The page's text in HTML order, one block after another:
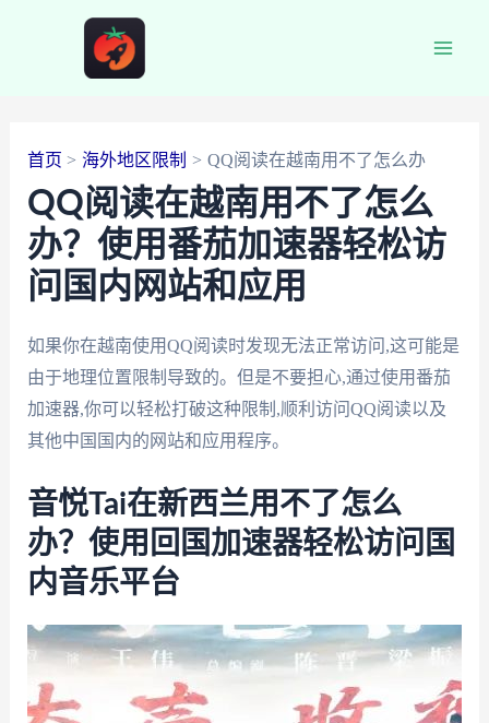
首页 海外地区限制 QQ阅读在越南用不了怎么办
QQ阅读在越南用不了怎么
办？使用番茄加速器轻松访
问国内网站和应用
如果你在越南使用QQ阅读时发现无法正常访问,这可能是
由于地理位置限制导致的。但是不要担心,通过使用番茄
加速器,你可以轻松打破这种限制,顺利访问QQ阅读以及
其他中国国内的网站和应用程序。
音悦Tai在新西兰用不了怎么
办？使用回国加速器轻松访问国
内音乐平台